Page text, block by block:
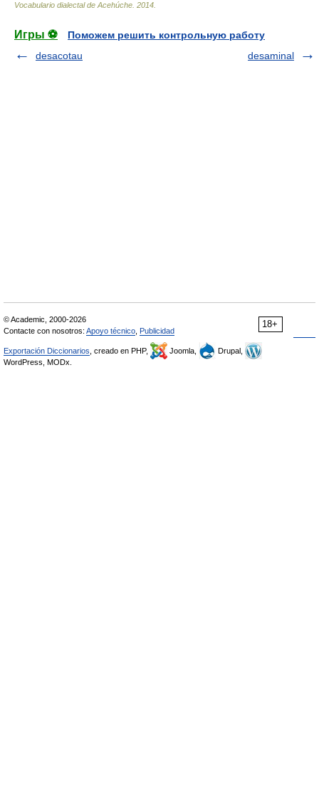
Vocabulario dialectal de Acehúche 2014
Игры ⚽
Поможем решить контрольную работу
desacotau
desaminal
18+
© Academic, 2000-2026
Contacte con nosotros: Apoyo técnico Publicidad
Exportación Diccionarios , creado en PHP, Joomla,
Drupal,
WordPress, MODx.